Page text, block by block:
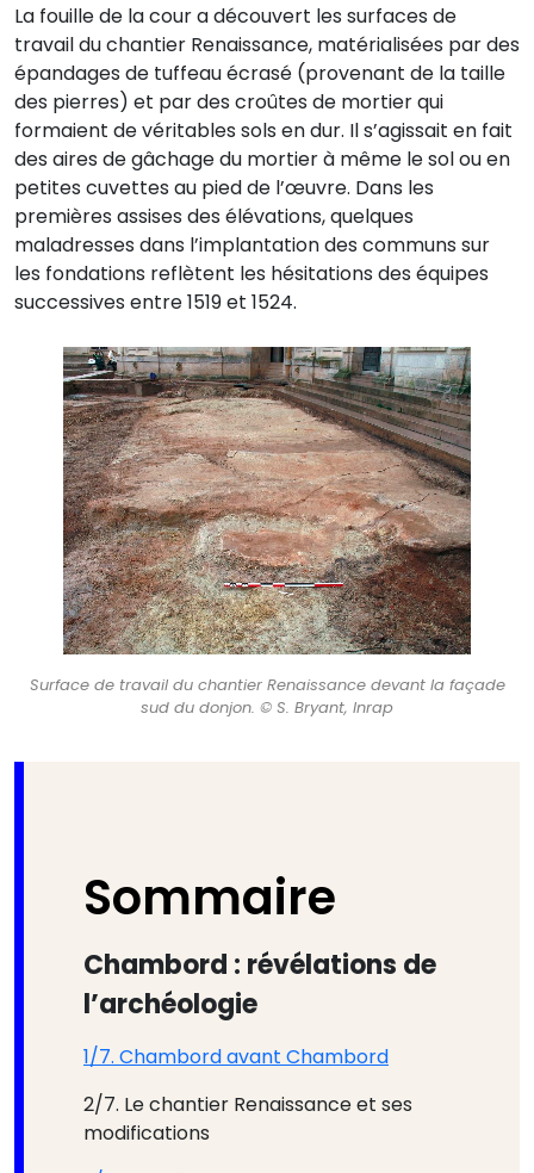
La fouille de la cour a découvert les surfaces de
travail du chantier Renaissance, matérialisées par des
épandages de tuffeau écrasé (provenant de la taille
des pierres) et par des croûtes de mortier qui
formaient de véritables sols en dur. Il s’agissait en fait
des aires de gâchage du mortier à même le sol ou en
petites cuvettes au pied de l’œuvre. Dans les
premières assises des élévations, quelques
maladresses dans l’implantation des communs sur
les fondations reflètent les hésitations des équipes
successives entre 1519 et 1524.
Surface de travail du chantier Renaissance devant la façade
sud du donjon. © S. Bryant, Inrap
Sommaire
Chambord : révélations de
l’archéologie
​​​​1/7. Chambord avant Chambord
2/7. Le chantier Renaissance et ses
modifications